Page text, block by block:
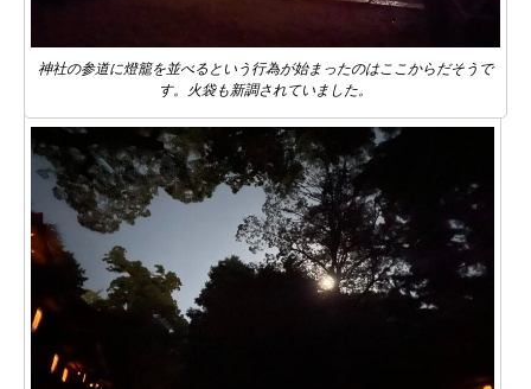
神社の参道に燈籠を並べるという行為が始まったのはここからだそうで
す。火袋も新調されていました。